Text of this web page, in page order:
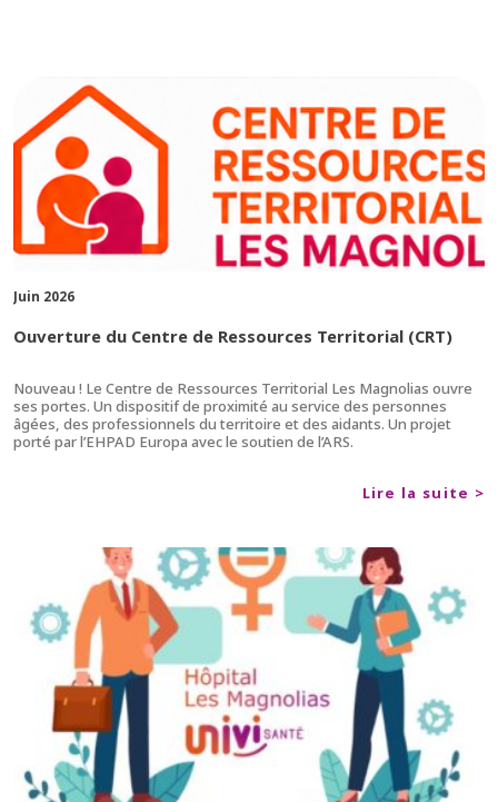
Juin 2026
Ouverture du Centre de Ressources Territorial (CRT)
Nouveau ! Le Centre de Ressources Territorial Les Magnolias ouvre
ses portes. Un dispositif de proximité au service des personnes
âgées, des professionnels du territoire et des aidants. Un projet
porté par l’EHPAD Europa avec le soutien de l’ARS.
Lire la suite >